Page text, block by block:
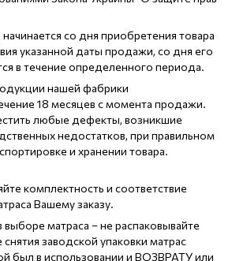
со дня приобретения товара
указанной даты продажи, со дня его
в течение определенного периода.
нашей фабрики
18 месяцев с момента продажи.
любые дефекты, возникшие
недостатков, при правильном
и хранении товара.
комплектность и соответствие
Вашему заказу.
матраса – не распаковывайте
заводской упаковки матрас
был в использовании и ВОЗВРАТУ или